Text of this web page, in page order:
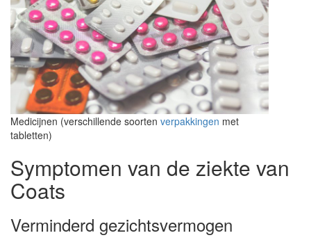
Medicijnen (verschillende soorten verpakkingen met
tabletten)
Symptomen van de ziekte van
Coats
Verminderd gezichtsvermogen